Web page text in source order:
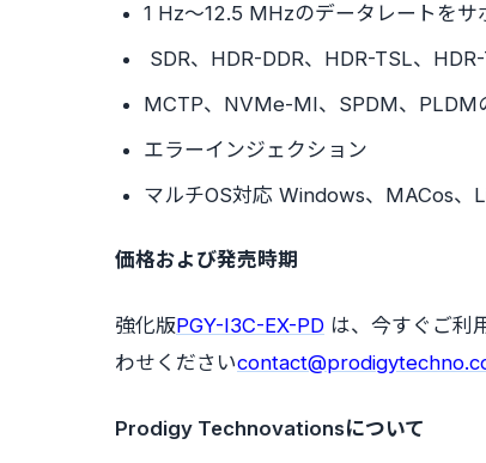
1 Hz～12.5 MHzのデータレートをサ
SDR、HDR-DDR、HDR-TSL、
MCTP、NVMe-MI、SPDM、PLDM
エラーインジェクション
マルチOS対応 Windows、MACos、
価格および発売時期
強化版PGY-I3C-EX-PD は、今すぐご利
わせください
Prodigy Technovationsについて